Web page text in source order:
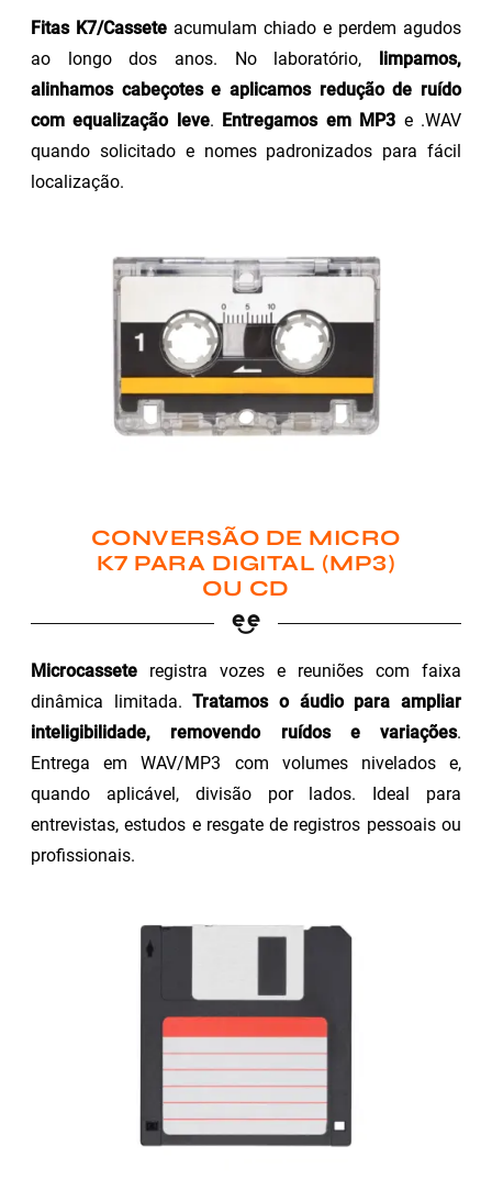
Fitas K7/Cassete acumulam chiado e perdem agudos
ao longo dos anos. No laboratório, limpamos,
alinhamos cabeçotes e aplicamos redução de ruído
com equalização leve. Entregamos em MP3 e .WAV
quando solicitado e nomes padronizados para fácil
localização.
CONVERSÃO DE MICRO
K7 PARA DIGITAL (MP3)
OU CD
Microcassete registra vozes e reuniões com faixa
dinâmica limitada.Tratamos o áudio para ampliar
inteligibilidade, removendo ruídos e variações.
Entrega em WAV/MP3 com volumes nivelados e,
quando aplicável, divisão por lados. Ideal para
entrevistas, estudos e resgate de registros pessoais ou
profissionais.